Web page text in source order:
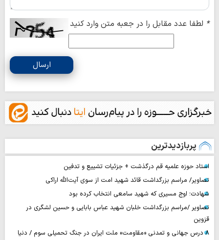
* لطفا عدد مقابل را در جعبه متن وارد کنید
ارسال
پربازدیدترین
استاد حوزه علمیه قم درگذشت + جزئیات تشییع و تدفین
تصاویر/ مراسم بزرگداشت قائد شهید امت از سوی آیت‌الله اراکی
شهادت؛ اوج مسیری که شهید سامعی انتخاب کرده بود
تصاویر /مراسم بزرگداشت خلبان شهید عباس بابایی و حسین لشگری در
قزوین
۸ درس جهانی و تمدنی «مقاومت» ملت ایران در جنگ تحمیلی سوم / دنیا